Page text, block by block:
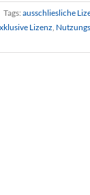
Tags: ausschliesliche
Lizenz,